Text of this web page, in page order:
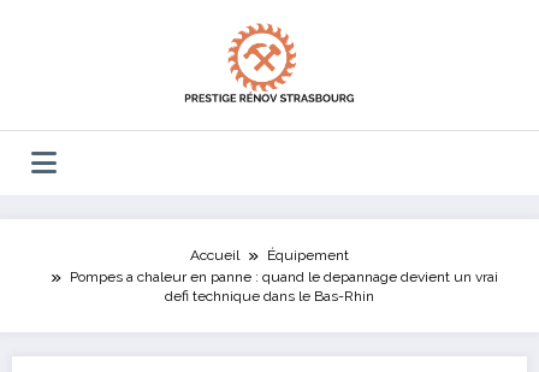
Accueil
Équipement
Pompes a chaleur en panne : quand le depannage devient un vrai
defi technique dans le Bas-Rhin